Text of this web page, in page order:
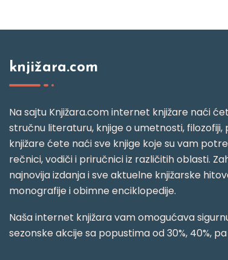
knjižara.com
Na sajtu Knjižara.com internet knjižare naći
stručnu literaturu, knjige o umetnosti, filozofiji,
knjižare ćete naći sve knjige koje su vam
rečnici, vodiči i priručnici iz različitih oblasti.
najnovija izdanja i sve aktuelne knjižarske
monografije i obimne enciklopedije.
Naša internet knjižara vam omogućava
sezonske akcije sa popustima od 30%, 40%, pa